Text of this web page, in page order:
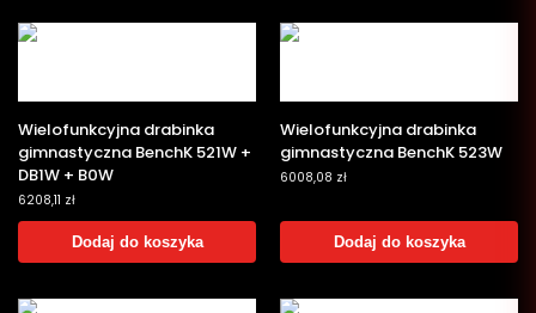
Wielofunkcyjna drabinka
gimnastyczna BenchK 521W +
DB1W + B0W
6208,11 zł
Dodaj do koszyka
Wielofunkcyjna drabinka
gimnastyczna BenchK 523W
6008,08 zł
Dodaj do koszyka